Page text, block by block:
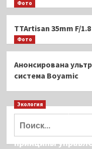
Фото
TTAr­ti­san 35mm F/
Фото
Анонсирована
система Boyamic
Экология
Дмитрий
возможность
принципы